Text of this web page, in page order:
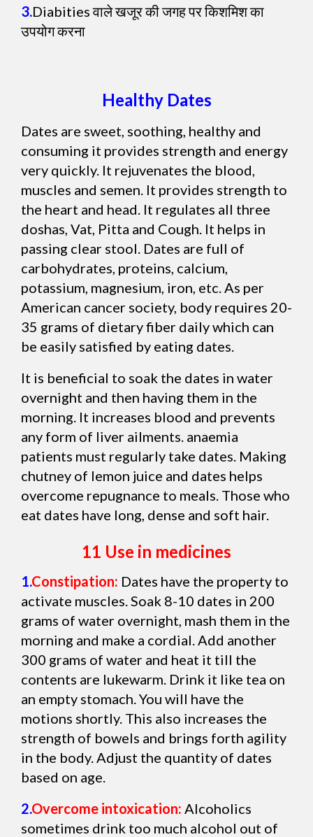
3.Diabities वाले खजूर की जगह पर किशमिश का
उपयोग करना
Healthy Dates
Dates are sweet, soothing, healthy and
consuming it provides strength and energy
very quickly. It rejuvenates the blood,
muscles and semen. It provides strength to
the heart and head. It regulates all three
doshas, Vat, Pitta and Cough. It helps in
passing clear stool. Dates are full of
carbohydrates, proteins, calcium,
potassium, magnesium, iron, etc. As per
American cancer society, body requires 20-
35 grams of dietary fiber daily which can
be easily satisfied by eating dates.
It is beneficial to soak the dates in water
overnight and then having them in the
morning. It increases blood and prevents
any form of liver ailments. anaemia
patients must regularly take dates. Making
chutney of lemon juice and dates helps
overcome repugnance to meals. Those who
eat dates have long, dense and soft hair.
11 Use in medicines
1.Constipation: Dates have the property to
activate muscles. Soak 8-10 dates in 200
grams of water overnight, mash them in the
morning and make a cordial. Add another
300 grams of water and heat it till the
contents are lukewarm. Drink it like tea on
an empty stomach. You will have the
motions shortly. This also increases the
strength of bowels and brings forth agility
in the body. Adjust the quantity of dates
based on age.
2.Overcome intoxication: Alcoholics
sometimes drink too much alcohol out of